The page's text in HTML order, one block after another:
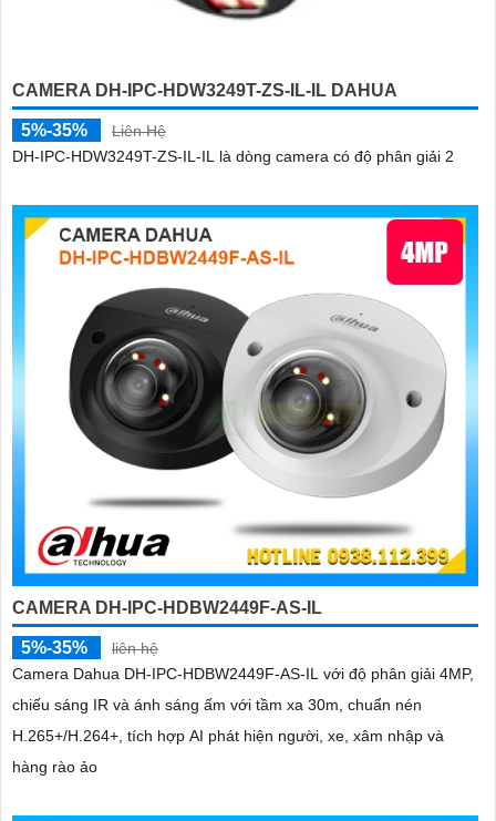
CAMERA DH-IPC-HDW3249T-ZS-IL-IL DAHUA
5%-35%
Liên Hệ
DH-IPC-HDW3249T-ZS-IL-IL là dòng camera có độ phân giải 2
CAMERA DH-IPC-HDBW2449F-AS-IL
5%-35%
liên hệ
Camera Dahua DH-IPC-HDBW2449F-AS-IL với độ phân giải 4MP,
chiếu sáng IR và ánh sáng ấm với tầm xa 30m, chuẩn nén
H.265+/H.264+, tích hợp AI phát hiện người, xe, xâm nhập và
hàng rào ảo